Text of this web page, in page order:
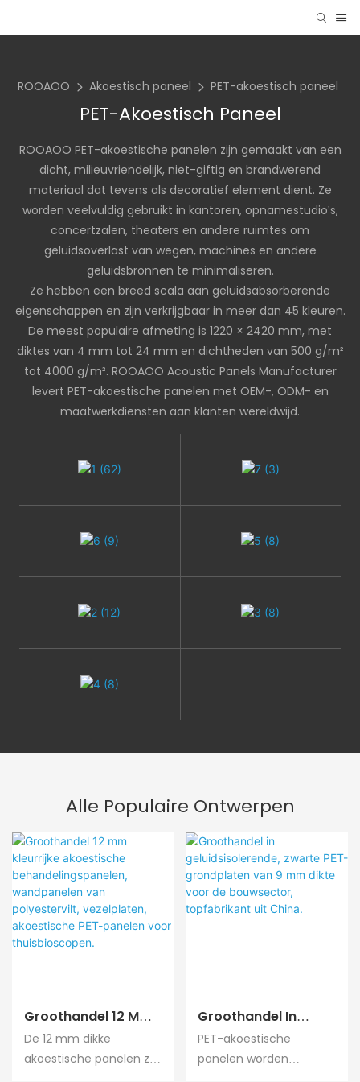
ROOAOO Akoestisch paneel PET-akoestisch paneel
PET-Akoestisch Paneel
ROOAOO PET-akoestische panelen zijn gemaakt van een
dicht, milieuvriendelijk, niet-giftig en brandwerend
materiaal dat tevens als decoratief element dient. Ze
worden veelvuldig gebruikt in kantoren, opnamestudio's,
concertzalen, theaters en andere ruimtes om
geluidsoverlast van wegen, machines en andere
geluidsbronnen te minimaliseren.
Ze hebben een breed scala aan geluidsabsorberende
eigenschappen en zijn verkrijgbaar in meer dan 45 kleuren.
De meest populaire afmeting is 1220 × 2420 mm, met
diktes van 4 mm tot 24 mm en dichtheden van 500 g/m²
tot 4000 g/m². ROOAOO Acoustic Panels Manufacturer
levert PET-akoestische panelen met OEM-, ODM- en
maatwerkdiensten aan klanten wereldwijd.
Alle Populaire Ontwerpen
Groothandel 12 Mm
Kleurrijke
Akoestische
De 12 mm dikke
akoestische panelen zijn
Groothandel In
Geluidsisolerende,
Zwarte PET-
PET-akoestische
panelen worden